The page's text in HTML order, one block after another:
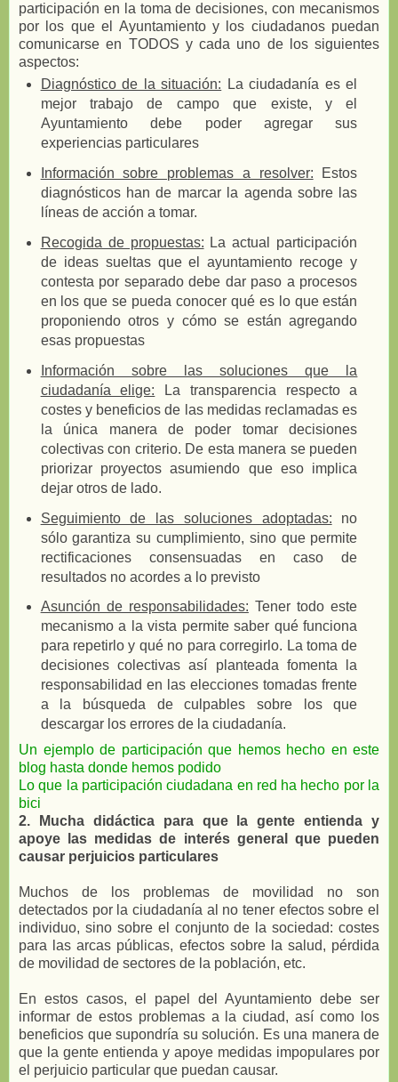
participación en la toma de decisiones, con mecanismos
por los que el Ayuntamiento y los ciudadanos puedan
comunicarse en TODOS y cada uno de los siguientes
aspectos:
Diagnóstico de la situación: La ciudadanía es el
mejor trabajo de campo que existe, y el
Ayuntamiento debe poder agregar sus
experiencias particulares
Información sobre problemas a resolver: Estos
diagnósticos han de marcar la agenda sobre las
líneas de acción a tomar.
Recogida de propuestas: La actual participación
de ideas sueltas que el ayuntamiento recoge y
contesta por separado debe dar paso a procesos
en los que se pueda conocer qué es lo que están
proponiendo otros y cómo se están agregando
esas propuestas
Información sobre las soluciones que la
ciudadanía elige: La transparencia respecto a
costes y beneficios de las medidas reclamadas es
la única manera de poder tomar decisiones
colectivas con criterio. De esta manera se pueden
priorizar proyectos asumiendo que eso implica
dejar otros de lado.
Seguimiento de las soluciones adoptadas: no
sólo garantiza su cumplimiento, sino que permite
rectificaciones consensuadas en caso de
resultados no acordes a lo previsto
Asunción de responsabilidades: Tener todo este
mecanismo a la vista permite saber qué funciona
para repetirlo y qué no para corregirlo. La toma de
decisiones colectivas así planteada fomenta la
responsabilidad en las elecciones tomadas frente
a la búsqueda de culpables sobre los que
descargar los errores de la ciudadanía.
Un ejemplo de participación que hemos hecho en este
blog hasta donde hemos podido
Lo que la participación ciudadana en red ha hecho por la
bici
2. Mucha didáctica para que la gente entienda y
apoye las medidas de interés general que pueden
causar perjuicios particulares
Muchos de los problemas de movilidad no son
detectados por la ciudadanía al no tener efectos sobre el
individuo, sino sobre el conjunto de la sociedad: costes
para las arcas públicas, efectos sobre la salud, pérdida
de movilidad de sectores de la población, etc.
En estos casos, el papel del Ayuntamiento debe ser
informar de estos problemas a la ciudad, así como los
beneficios que supondría su solución. Es una manera de
que la gente entienda y apoye medidas impopulares por
el perjuicio particular que puedan causar.